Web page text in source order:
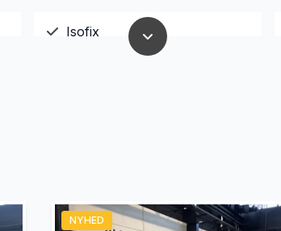
Isofix
NYHED